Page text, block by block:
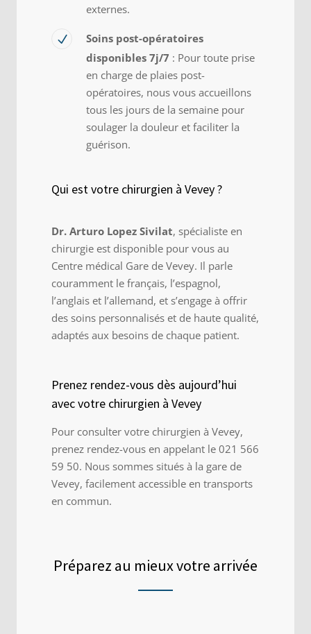
externes.
Soins post-opératoires
disponibles 7j/7 : Pour toute prise
en charge de plaies post-
opératoires, nous vous accueillons
tous les jours de la semaine pour
soulager la douleur et faciliter la
guérison.
Qui est votre chirurgien à Vevey ?
Dr. Arturo Lopez Sivilat, spécialiste en
chirurgie est disponible pour vous au
Centre médical Gare de Vevey. Il parle
couramment le français, l’espagnol,
l’anglais et l’allemand, et s’engage à offrir
des soins personnalisés et de haute qualité,
adaptés aux besoins de chaque patient.
Prenez rendez-vous dès aujourd’hui
avec votre chirurgien à Vevey
Pour consulter votre chirurgien à Vevey,
prenez rendez-vous en appelant le 021 566
59 50. Nous sommes situés à la gare de
Vevey, facilement accessible en transports
en commun.
Préparez au mieux votre arrivée